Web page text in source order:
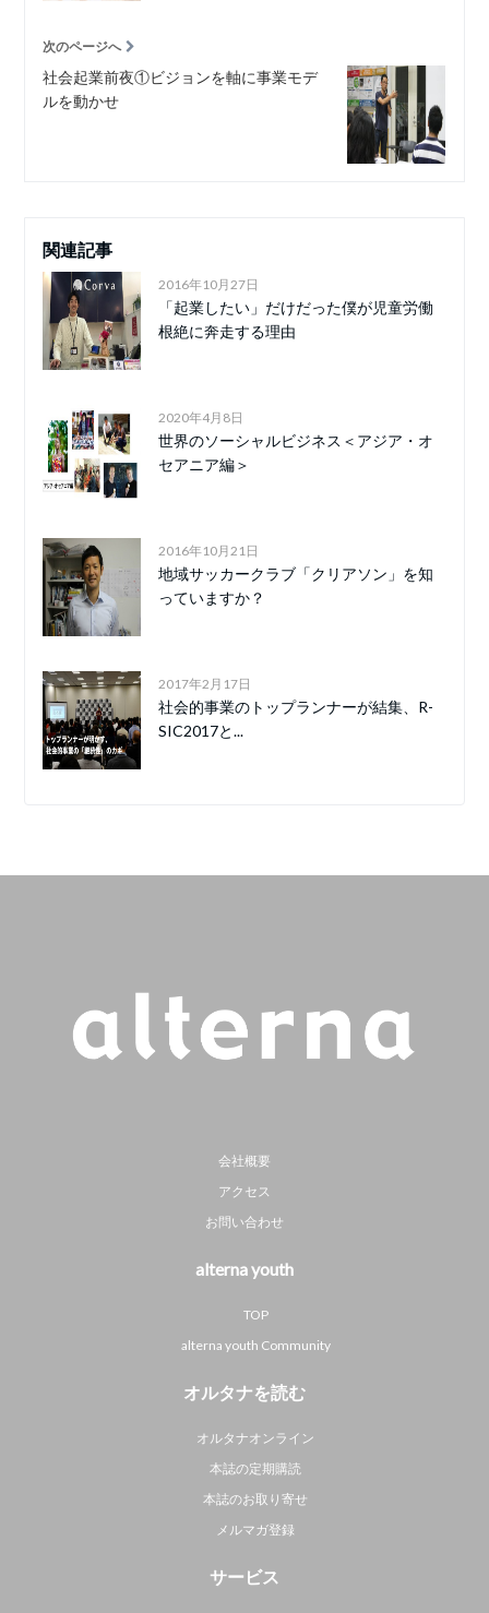
次のページへ
社会起業前夜①ビジョンを軸に事業モデ
ルを動かせ
関連記事
2016年10月27日
「起業したい」だけだった僕が児童労働
根絶に奔走する理由
2020年4月8日
世界のソーシャルビジネス＜アジア・オ
セアニア編＞
2016年10月21日
地域サッカークラブ「クリアソン」を知
っていますか？
2017年2月17日
社会的事業のトップランナーが結集、R-
SIC2017と...
会社概要
アクセス
お問い合わせ
alterna youth
TOP
alterna youth Community
オルタナを読む
オルタナオンライン
本誌の定期購読
本誌のお取り寄せ
メルマガ登録
サービス